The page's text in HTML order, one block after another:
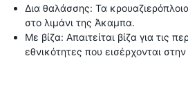
Δια θαλάσσης: Τα
στο λιμάνι της Άκαμπα.
Με βίζα: Απαιτείται βίζα για τις
εθνικότητες που εισέρχονται στην